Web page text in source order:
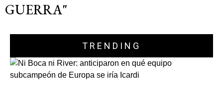
GUERRA"
TRENDING